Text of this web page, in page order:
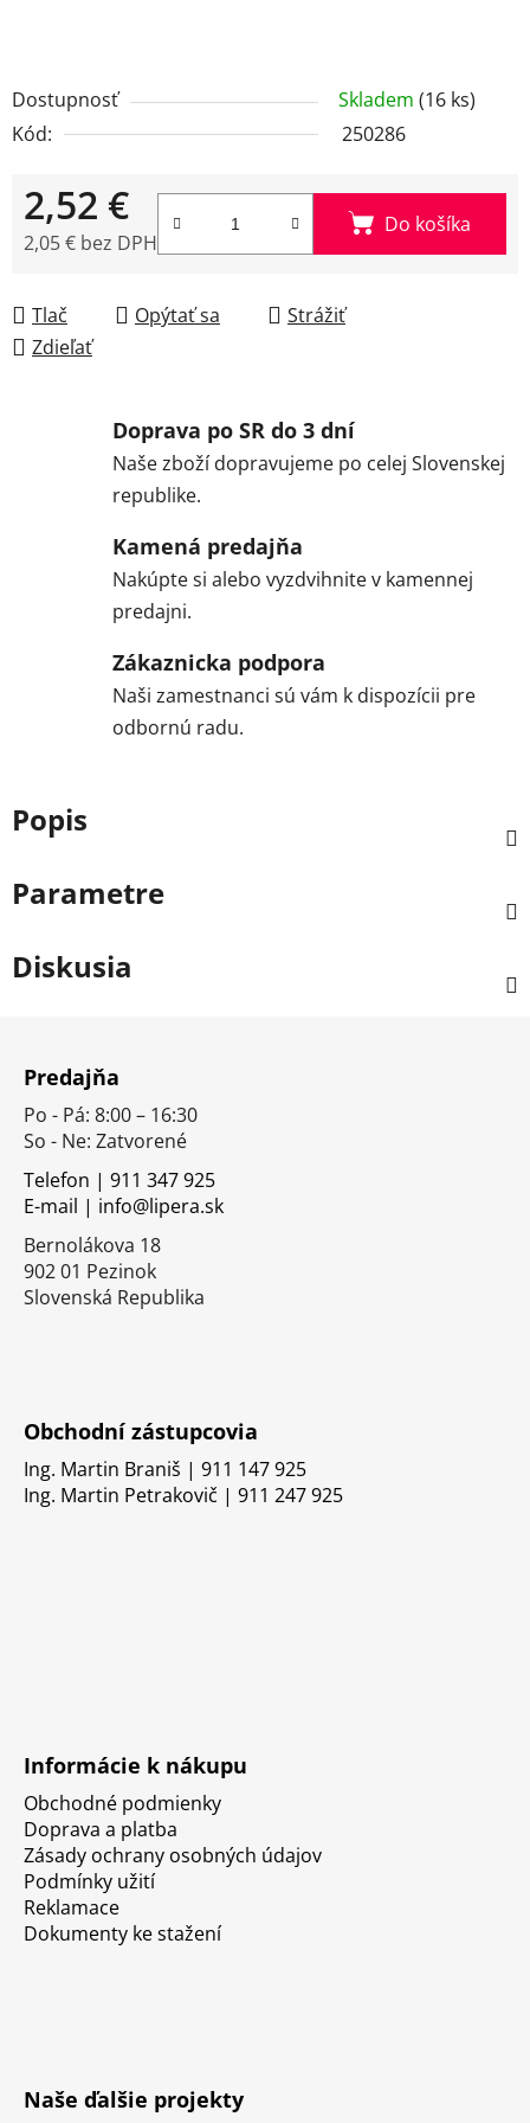
Dostupnosť Skladem (16 ks)
Kód:
250286
2,52 €
2,05 € bez DPH
Do košíka
Tlač Opýtať sa
Strážiť
Zdieľať
Doprava po SR do 3 dní
Naše zboží dopravujeme po celej Slovenskej
republike.
Kamená predajňa
Nakúpte si alebo vyzdvihnite v kamennej
predajni.
Zákaznicka podpora
Naši zamestnanci sú vám k dispozícii pre
odbornú radu.
Popis
Parametre
Diskusia
Predajňa
Po - Pá: 8:00 – 16:30
So - Ne: Zatvorené
Telefon | 911 347 925
E-mail | info@lipera.sk
Bernolákova 18
902 01 Pezinok
Slovenská Republika
Obchodní zástupcovia
Ing. Martin Braniš | 911 147 925
Ing. Martin Petrakovič | 911 247 925
Informácie k nákupu
Obchodné podmienky
Doprava a platba
Zásady ochrany osobných údajov
Podmínky užití
Reklamace
Dokumenty ke stažení
Naše ďalšie projekty